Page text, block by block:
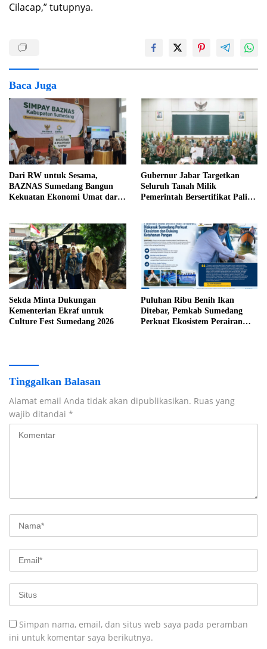
Cilacap,” tutupnya.
Baca Juga
Dari RW untuk Sesama,
BAZNAS Sumedang Bangun
Kekuatan Ekonomi Umat dari
Gubernur Jabar Targetkan
Seluruh Tanah Milik
Pemerintah Bersertifikat Paling
Sekda Minta Dukungan
Kementerian Ekraf untuk
Culture Fest Sumedang 2026
Puluhan Ribu Benih Ikan
Ditebar, Pemkab Sumedang
Perkuat Ekosistem Perairan
Tinggalkan Balasan
Alamat email Anda tidak akan dipublikasikan. Ruas yang
wajib ditandai *
Simpan nama, email, dan situs web saya pada peramban
ini untuk komentar saya berikutnya.